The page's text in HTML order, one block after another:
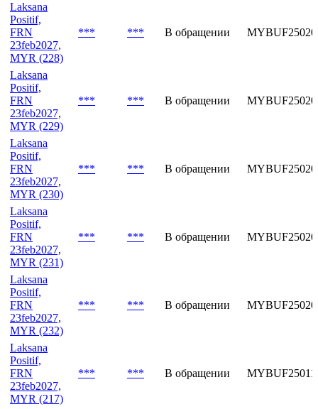
Laksana
Positif,
FRN
23feb2027,
MYR (228)
*** *** В обращении
Laksana
Positif,
FRN
23feb2027,
MYR (229)
*** *** В обращении
Laksana
Positif,
FRN
23feb2027,
MYR (230)
*** *** В обращении
Laksana
Positif,
FRN
23feb2027,
MYR (231)
*** *** В обращении
Laksana
Positif,
FRN
23feb2027,
MYR (232)
*** *** В обращении
Laksana
Positif,
FRN
23feb2027,
MYR (217)
*** *** В обращении